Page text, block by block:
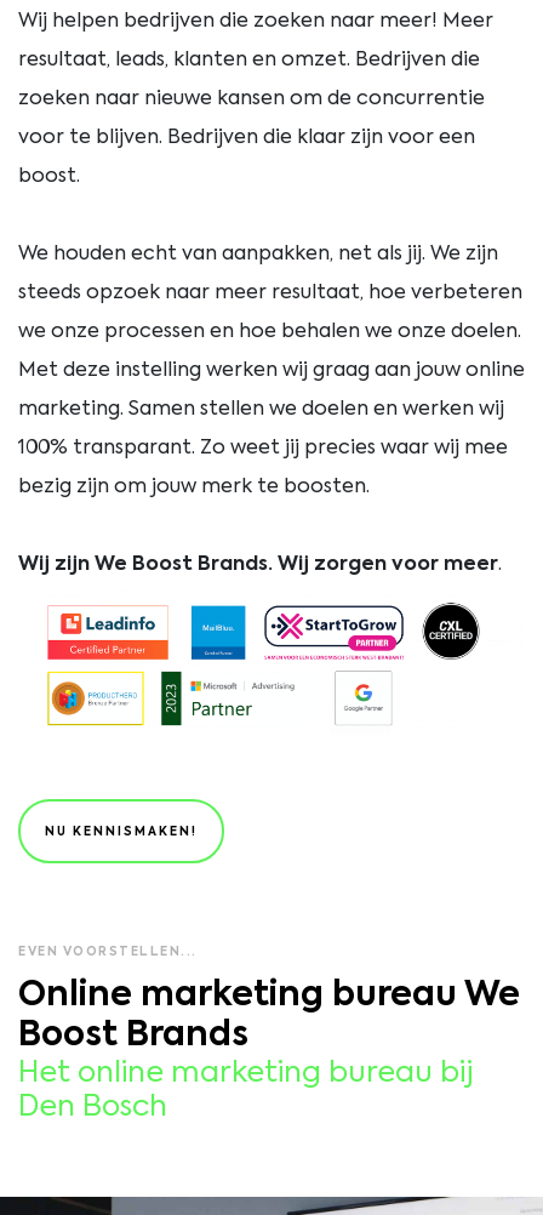
Wij helpen bedrijven die zoeken naar meer! Meer
resultaat, leads, klanten en omzet. Bedrijven die
zoeken naar nieuwe kansen om de concurrentie
voor te blijven. Bedrijven die klaar zijn voor een
boost.
We houden echt van aanpakken, net als jij. We zijn
steeds opzoek naar meer resultaat, hoe verbeteren
we onze processen en hoe behalen we onze doelen.
Met deze instelling werken wij graag aan jouw online
marketing. Samen stellen we doelen en werken wij
100% transparant. Zo weet jij precies waar wij mee
bezig zijn om jouw merk te boosten.
Wij zijn We Boost Brands. Wij zorgen voor meer.
NU KENNISMAKEN!
EVEN VOORSTELLEN...
Online marketing bureau We
Boost Brands
Het online marketing bureau bij
Den Bosch